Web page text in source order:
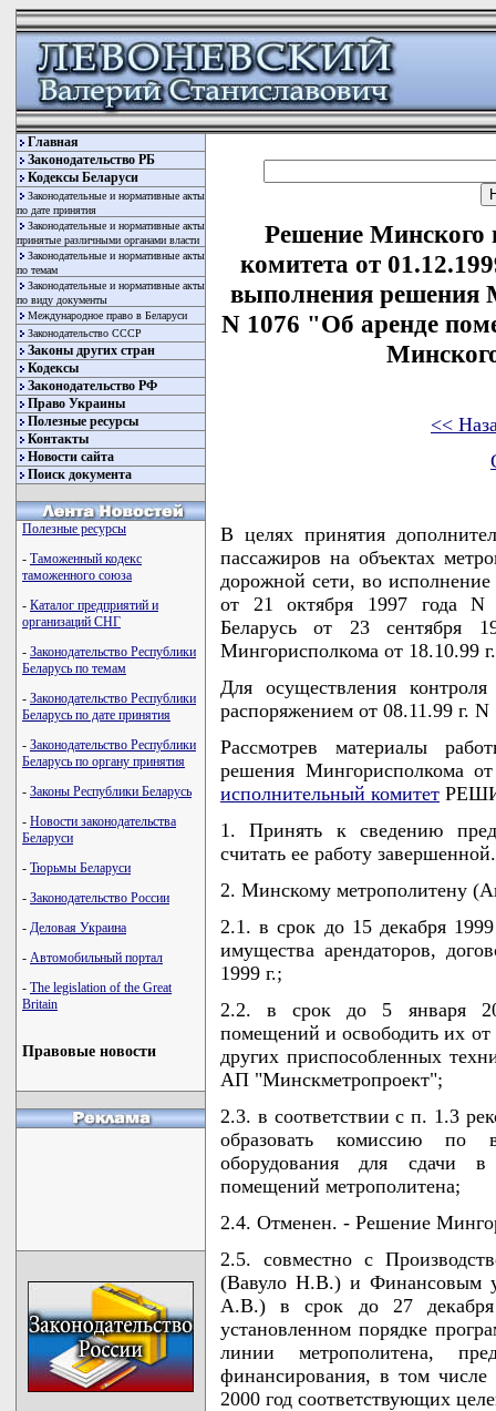
Главная
Законодательство РБ
Кодексы Беларуси
Законодательные и нормативные акты
по дате принятия
Законодательные и нормативные акты
принятые различными органами власти
Законодательные и нормативные акты
по темам
Законодательные и нормативные акты
по виду документы
Международное право в Беларуси
Законодательство СССР
Законы других стран
Кодексы
Законодательство РФ
Право Украины
Полезные ресурсы
Контакты
Новости сайта
Поиск документа
Полезные ресурсы
- Таможенный кодекс
таможенного союза
- Каталог предприятий и
организаций СНГ
- Законодательство Республики
Беларусь по темам
- Законодательство Республики
Беларусь по дате принятия
- Законодательство Республики
Беларусь по органу принятия
- Законы Республики Беларусь
- Новости законодательства
Беларуси
- Тюрьмы Беларуси
- Законодательство России
- Деловая Украина
- Автомобильный портал
- The legislation of the Great
Britain
Правовые новости
Решение Минского
комитета от
выполнения решения
N 1076 "Об аренде
<<
В целях принятия
пассажиров на объектах
дорожной сети, во
от 21 октября 1997 года N
Беларусь от 23 сентября
Мингорисполкома от 18.10.99
Для осуществления
распоряжением от 08.11.99 г.
Рассмотрев материалы
решения Мингорисполкома
исполнительный комитет
1. Принять к сведению
считать ее работу завершенной.
2. Минскому метрополитену
2.1. в срок до 15 декабря
имущества арендаторов,
1999 г.;
2.2. в срок до 5 января
помещений и освободить их
других приспособленных
АП "Минскметропроект";
2.3. в соответствии с п. 1.3
образовать комиссию по
оборудования для сдачи
помещений метрополитена;
2.4. Отменен. - Решение
2.5. совместно с
(Вавуло Н.В.) и Финансовым
А.В.) в срок до 27 декабря
установленном порядке
линии метрополитена,
финансирования, в том
2000 год соответствующих